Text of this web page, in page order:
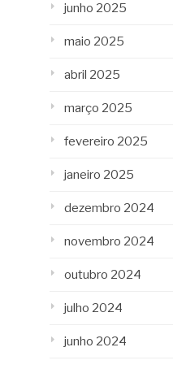
junho 2025
maio 2025
abril 2025
março 2025
fevereiro 2025
janeiro 2025
dezembro 2024
novembro 2024
outubro 2024
julho 2024
junho 2024